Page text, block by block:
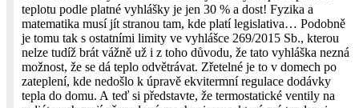
teplotu podle platné vyhlášky je jen 30 % a dost! Fyzika a
matematika musí jít stranou tam, kde platí legislativa… Podobně
je tomu tak s ostatními limity ve vyhlášce 269/2015 Sb., kterou
nelze tudíž brát vážně už i z toho důvodu, že tato vyhláška nezná
možnost, že se dá teplo odvětrávat. Zřetelné je to v domech po
zateplení, kde nedošlo k úpravě ekvitermní regulace dodávky
tepla do domu. A teď si představte, že termostatické ventily na